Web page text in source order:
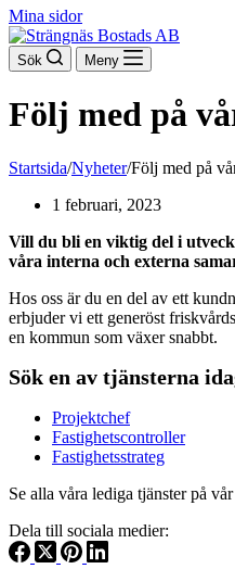
Mina sidor
Sök Meny
Följ med på
Startsida/Nyheter/Följ med på
1 februari, 2023
Vill du bli en viktig del i
våra interna och externa
Hos oss är du en del av ett
erbjuder vi ett generöst
en kommun som växer snabbt.
Sök en av tjänsterna
Projektchef
Fastighetscontroller
Fastighetsstrateg
Se alla våra lediga tjänster på vår
Dela till sociala medier: